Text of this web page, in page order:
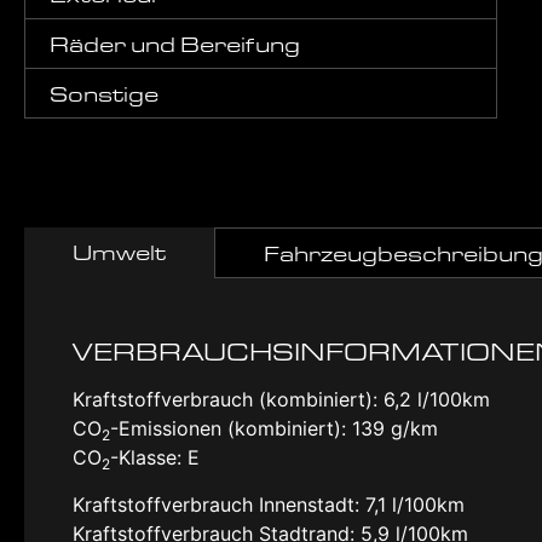
Räder und Bereifung
Sonstige
Umwelt Fahrzeugbeschreibung
Kraftstoffverbrauch (kombiniert): 6,2 l/100km
CO2-Emissionen (kombiniert): 139 g/km
CO2-Klasse: E
Kraftstoffverbrauch Innenstadt: 7,1 l/100km
Kraftstoffverbrauch Stadtrand: 5,9 l/100km